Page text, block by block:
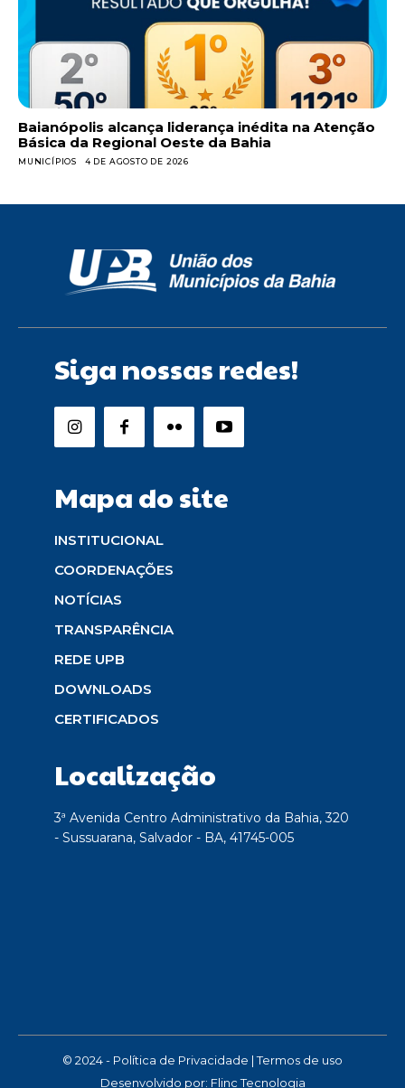
Baianópolis alcança liderança inédita na Atenção
Básica da Regional Oeste da Bahia
MUNICÍPIOS 4 DE AGOSTO DE 2026
Siga nossas redes!
Mapa do site
INSTITUCIONAL
COORDENAÇÕES
NOTÍCIAS
TRANSPARÊNCIA
REDE UPB
DOWNLOADS
CERTIFICADOS
Localização
3ª Avenida Centro Administrativo da Bahia, 320
- Sussuarana, Salvador - BA, 41745-005
© 2024 - Política de Privacidade |Termos de uso
Desenvolvido por: Flinc Tecnologia